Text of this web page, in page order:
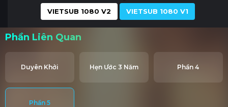
VIETSUB 1080 V2
VIETSUB 1080 V1
Phần Liên Quan
Duyên Khởi Hẹn Ước 3 Năm Phần 4
Phần 5